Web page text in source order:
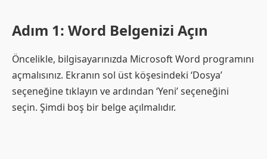
Adım 1: Word Belgenizi Açın
Öncelikle, bilgisayarınızda Microsoft Word programını
açmalısınız. Ekranın sol üst köşesindeki ‘Dosya’
seçeneğine tıklayın ve ardından ‘Yeni’ seçeneğini
seçin. Şimdi boş bir belge açılmalıdır.